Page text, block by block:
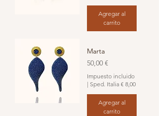
Agregar al
carrito
Marta
Precio
50,00 €
Impuesto incluido
| Sped. Italia € 8,00
Agregar al
carrito